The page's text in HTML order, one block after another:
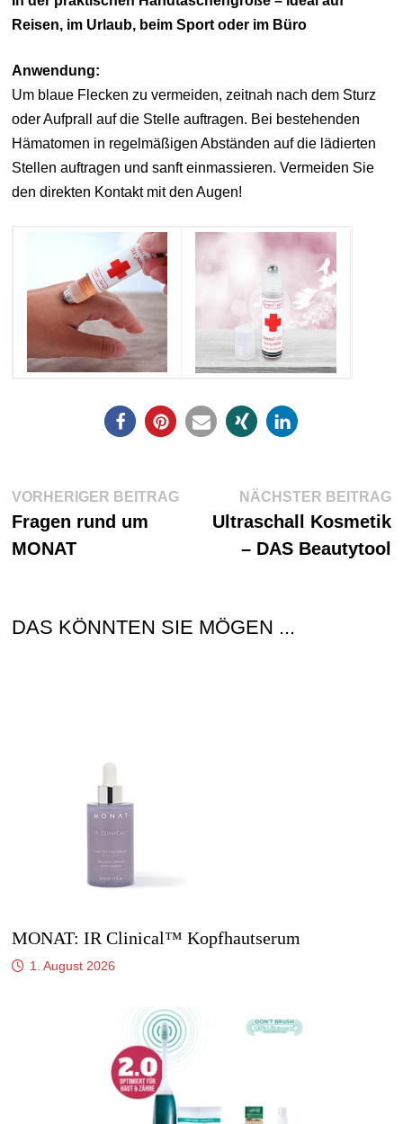
Reisen, im Urlaub, beim Sport oder im Büro
Anwendung:
Um blaue Flecken zu vermeiden, zeitnah nach dem Sturz
oder Aufprall auf die Stelle auftragen. Bei bestehenden
Hämatomen in regelmäßigen Abständen auf die lädierten
Stellen auftragen und sanft einmassieren. Vermeiden Sie
den direkten Kontakt mit den Augen!
Beitragsnavigation
VORHERIGER BEITRAGVorheriger
Beitrag:
Fragen rund um
MONAT
NÄCHSTER BEITRAG
Ultraschall Kosmetik
– DAS Beautytool
DAS KÖNNTEN SIE MÖGEN ...
MONAT: IR Clinical™ Kopfhautserum
1. August 2026